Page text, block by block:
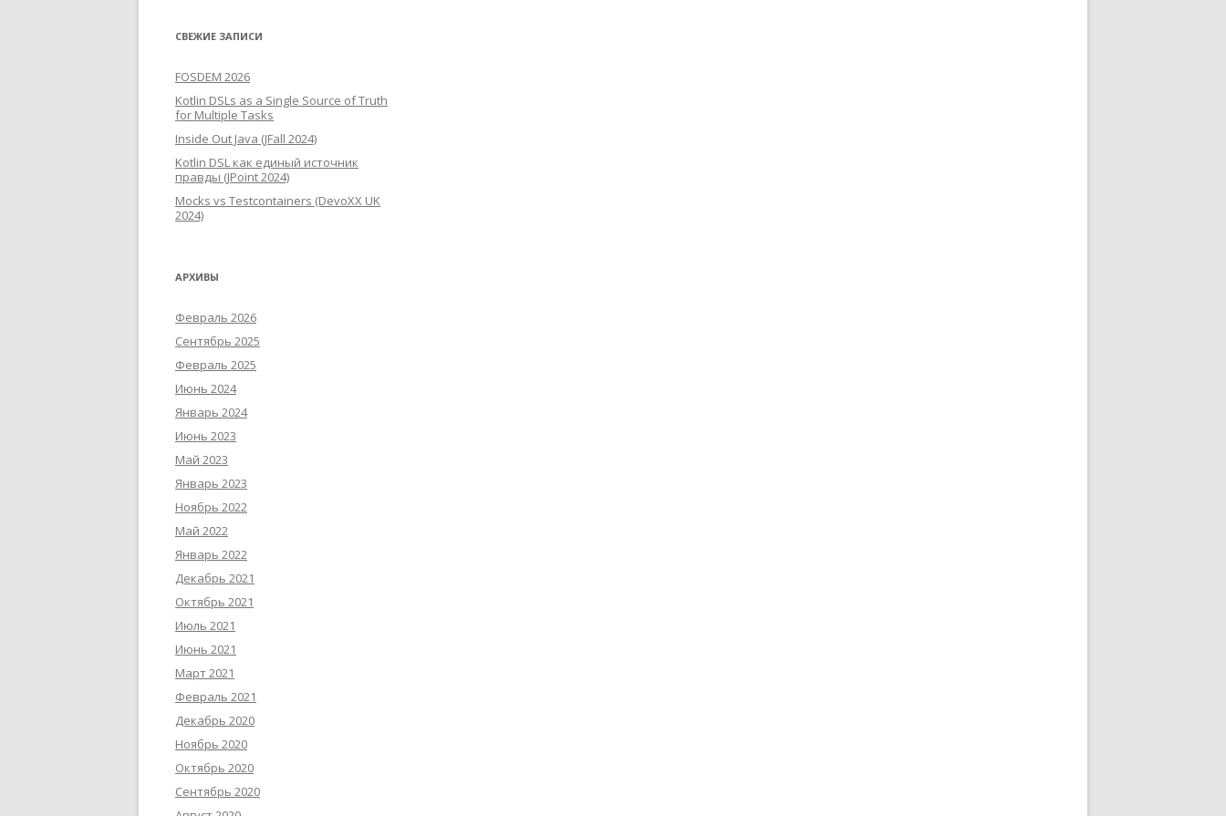
СВЕЖИЕ ЗАПИСИ
FOSDEM 2026
Kotlin DSLs as a Single Source of Truth
for Multiple Tasks
Inside Out Java (JFall 2024)
Kotlin DSL как единый источник
правды (JPoint 2024)
Mocks vs Testcontainers (DevoXX UK
2024)
АРХИВЫ
Февраль 2026
Сентябрь 2025
Февраль 2025
Июнь 2024
Январь 2024
Июнь 2023
Май 2023
Январь 2023
Ноябрь 2022
Май 2022
Январь 2022
Декабрь 2021
Октябрь 2021
Июль 2021
Июнь 2021
Март 2021
Февраль 2021
Декабрь 2020
Ноябрь 2020
Октябрь 2020
Сентябрь 2020